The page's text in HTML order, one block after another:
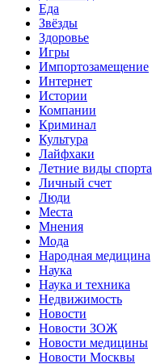
Еда
Звёзды
Здоровье
Игры
Импортозамещение
Интернет
Истории
Компании
Криминал
Культура
Лайфхаки
Летние виды спорта
Личный счет
Люди
Места
Мнения
Мода
Народная медицина
Наука
Наука и техника
Недвижимость
Новости
Новости ЗОЖ
Новости медицины
Новости Москвы